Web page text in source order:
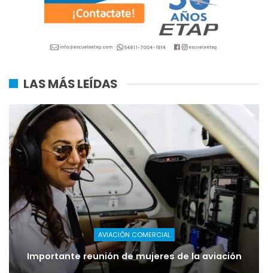
LAS MÁS LEÍDAS
AVIACIÓN COMERCIAL
Importante reunión de mujeres de la aviación